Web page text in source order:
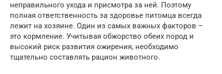
неправильного ухода и присмотра за ней. Поэтому
полная ответственность за здоровье питомца всегда
лежит на хозяине. Один из самых важных факторов –
это кормление. Учитывая обжорство обеих пород и
высокий риск развития ожирения, необходимо
тщательно составлять рацион животного.